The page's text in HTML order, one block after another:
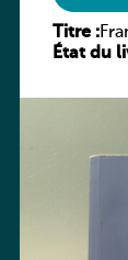
Titre :
État du